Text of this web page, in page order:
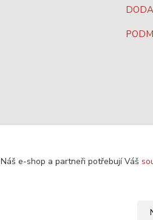
Náš e-shop a partneři potřebují Váš